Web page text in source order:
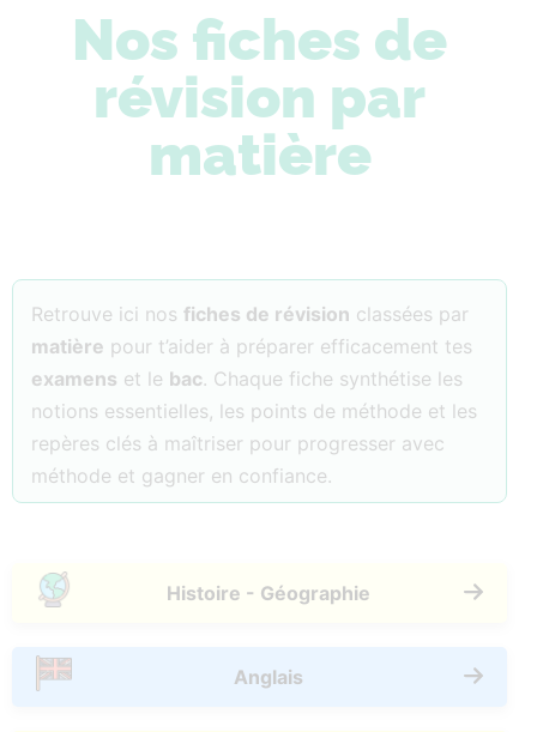
Nos fiches de
révision par
matière
Retrouve ici nos fiches de révision classées par
matière pour t’aider à préparer efficacement tes
examens et le bac. Chaque fiche synthétise les
notions essentielles, les points de méthode et les
repères clés à maîtriser pour progresser avec
méthode et gagner en confiance.
Histoire - Géographie
Anglais